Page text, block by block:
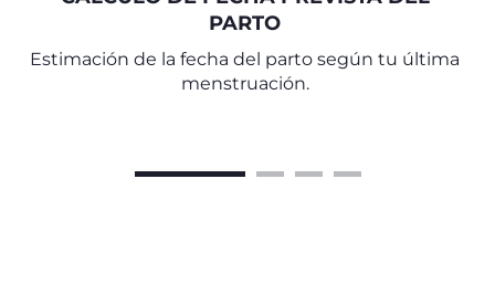
PARTO
Estimación de la fecha del parto según tu última
menstruación.